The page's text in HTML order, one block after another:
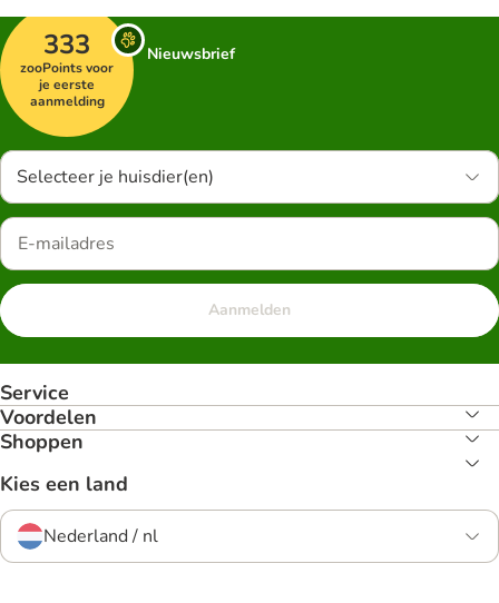
333
zooPoints voor
je eerste
aanmelding
Nieuwsbrief
Selecteer je huisdier(en)
Aanmelden
Service
Voordelen
Shoppen
Kies een land
Nederland / nl